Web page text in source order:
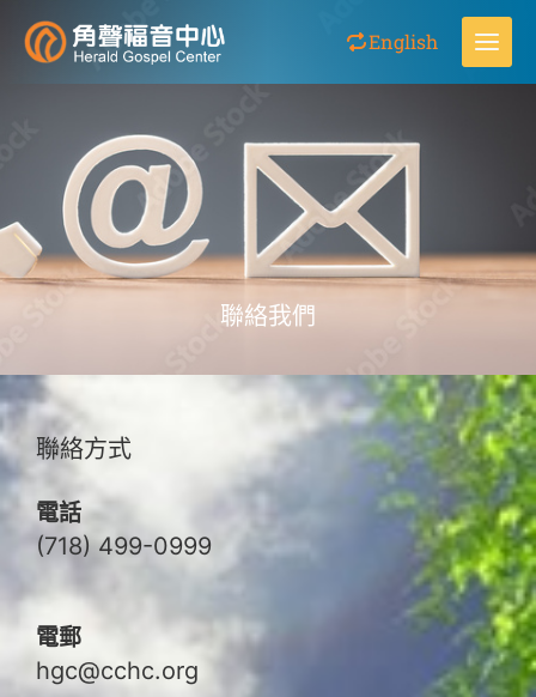
English
聯絡我們
聯絡方式
電話
(718) 499-0999
電郵
hgc@cchc.org